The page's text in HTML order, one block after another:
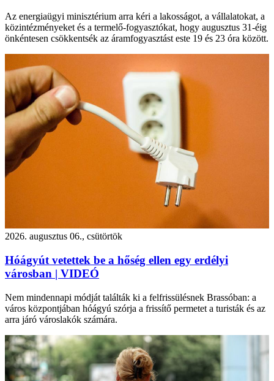
Az energiaügyi minisztérium arra kéri a lakosságot, a vállalatokat, a
közintézményeket és a termelő-fogyasztókat, hogy augusztus 31-éig
önkéntesen csökkentsék az áramfogyasztást este 19 és 23 óra között.
2026. augusztus 06., csütörtök
Hóágyút vetettek be a hőség ellen egy erdélyi
városban | VIDEÓ
Nem mindennapi módját találták ki a felfrissülésnek Brassóban: a
város központjában hóágyú szórja a frissítő permetet a turisták és az
arra járó városlakók számára.